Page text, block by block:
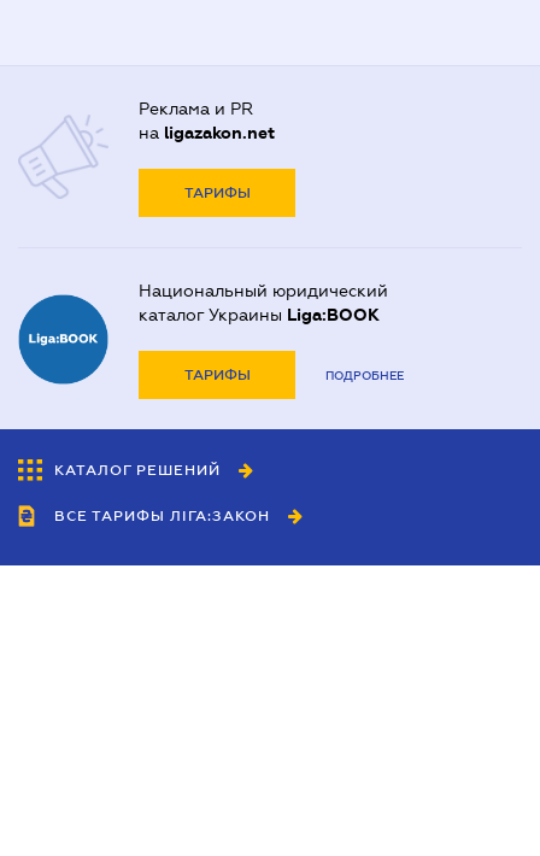
Реклама и PR
на ligazakon.net
ТАРИФЫ
Национальный юридический
каталог Украины Liga:BOOK
ТАРИФЫ ПОДРОБНЕЕ
КАТАЛОГ РЕШЕНИЙ
ВСЕ ТАРИФЫ ЛІГА:ЗАКОН